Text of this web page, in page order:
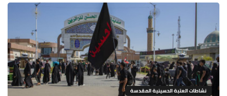
نشاطات العتبة الحسينية المقدسة